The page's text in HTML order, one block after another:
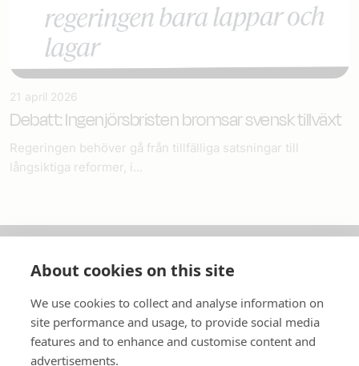
21 april 2026
Debatt: Ingenjörsbristen bromsar svensk tillväxt
Regeringen behöver gå från tillfälliga satsningar till
långsiktiga reformer, i...
In English
Standardavtal
About cookies on this site
We use cookies to collect and analyse information on
site performance and usage, to provide social media
features and to enhance and customise content and
advertisements.